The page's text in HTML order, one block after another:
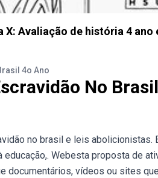
X: Avaliação de história 4 ano
4o Ano
No
no brasil e leis abolicionistas.
Webesta proposta de
documentários, vídeos ou sites